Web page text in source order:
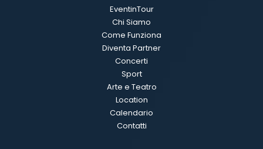
EventinTour
Chi Siamo
Come Funziona
Diventa Partner
Concerti
Sport
Arte e Teatro
Location
Calendario
Contatti